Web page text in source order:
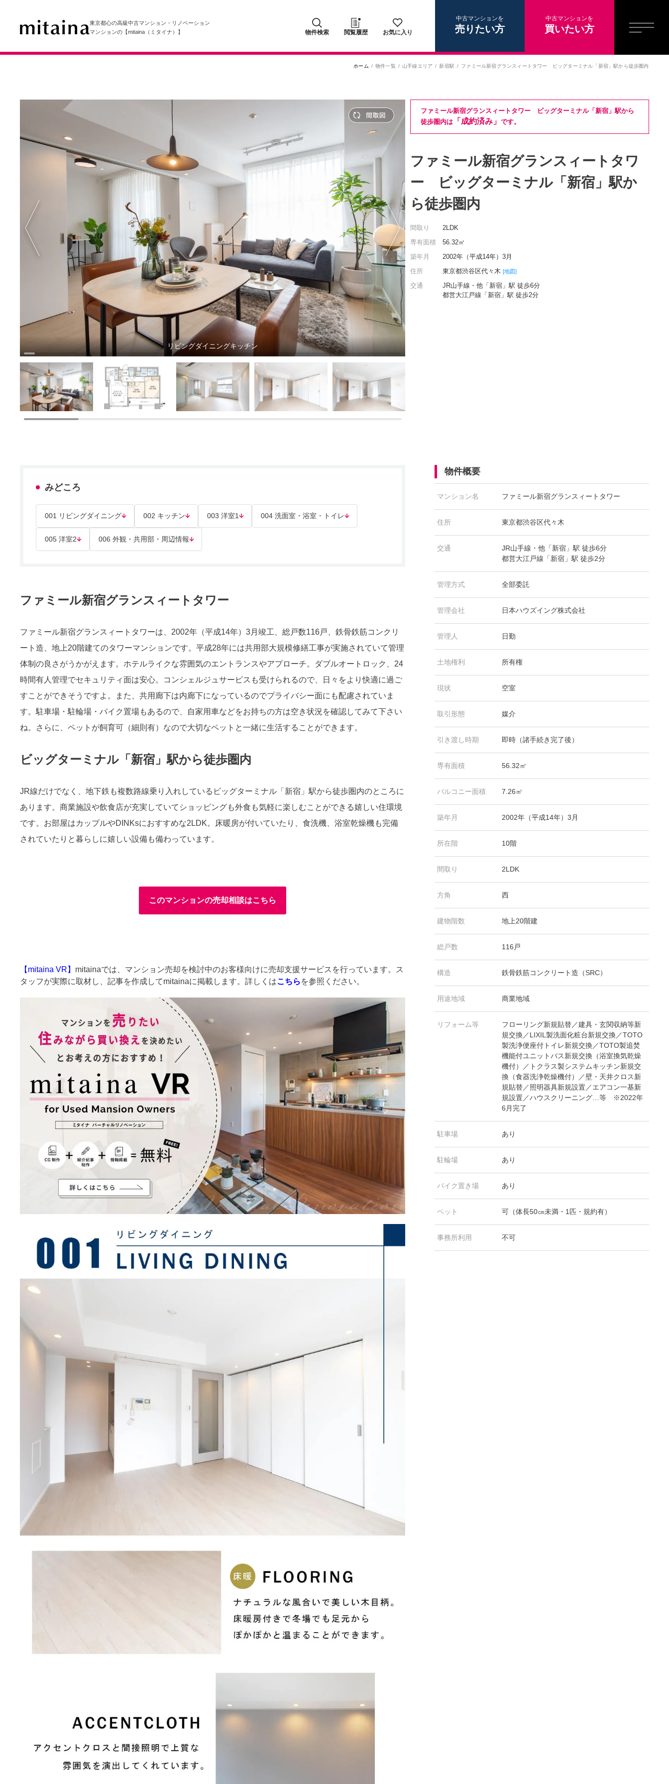
東京都心の高級中古マンション・リノベーション
マンションの【mitaina（ミタイナ）】
物件検索 閲覧履歴 お気に入り
中古マンションを
売りたい方
中古マンションを
買いたい方
ホーム 物件一覧 山手線エリア 新宿駅 ファミール新宿グランスィートタワー ビッグターミナル「新宿」駅から徒歩圏内
リビングダイニングキッチン
ファミール新宿グランスィートタワー ビッグターミナル「新宿」駅から
徒歩圏内は「成約済み」 です。
ファミール新宿グランスィートタワ
ー ビッグターミナル「新宿」駅か
ら徒歩圏内
間取り
2LDK
専有面積
56.32㎡
築年月
2002年（平成14年）3月
住所
東京都渋谷区代々木 [地図]
交通
JR山手線・他「新宿」駅 徒歩6分
都営大江戸線「新宿」駅 徒歩2分
みどころ
001 リビングダイニング 002 キッチン 003 洋室1 004 洗面室・浴室・トイレ
005 洋室2 006 外観・共用部・周辺情報
ファミール新宿グランスィートタワー
ファミール新宿グランスィートタワーは、2002年（平成14年）3月竣工、総戸数116戸、鉄骨鉄筋コンクリ
ート造、地上20階建てのタワーマンションです。平成28年には共用部大規模修繕工事が実施されていて管理
体制の良さがうかがえます。ホテルライクな雰囲気のエントランスやアプローチ。ダブルオートロック、24
時間有人管理でセキュリティ面は安心。コンシェルジュサービスも受けられるので、日々をより快適に過ご
すことができそうですよ。また、共用廊下は内廊下になっているのでプライバシー面にも配慮されていま
す。駐車場・駐輪場・バイク置場もあるので、自家用車などをお持ちの方は空き状況を確認してみて下さい
ね。さらに、ペットが飼育可（細則有）なので大切なペットと一緒に生活することができます。
ビッグターミナル「新宿」駅から徒歩圏内
JR線だけでなく、地下鉄も複数路線乗り入れしているビッグターミナル「新宿」駅から徒歩圏内のところに
あります。商業施設や飲食店が充実していてショッピングも外食も気軽に楽しむことができる嬉しい住環境
です。お部屋はカップルやDINKsにおすすめな2LDK。床暖房が付いていたり、食洗機、浴室乾燥機も完備
されていたりと暮らしに嬉しい設備も備わっています。
このマンションの売却相談はこちら
【mitaina VR】 mitainaでは、マンション売却を検討中のお客様向けに売却支援サービスを行っています。ス
タッフが実際に取材し、記事を作成してmitainaに掲載します。詳しくはこちら を参照ください。
物件概要
マンション名 ファミール新宿グランスィートタワー
住所 東京都渋谷区代々木
交通
JR山手線・他「新宿」駅 徒歩6分
都営大江戸線「新宿」駅 徒歩2分
管理方式 全部委託
管理会社 日本ハウズイング株式会社
管理人 日勤
土地権利 所有権
現状 空室
取引形態 媒介
引き渡し時期 即時（諸手続き完了後）
専有面積 56.32㎡
バルコニー面積 7.26㎡
築年月 2002年（平成14年）3月
所在階 10階
間取り 2LDK
方角 西
建物階数 地上20階建
総戸数 116戸
構造 鉄骨鉄筋コンクリート造（SRC）
用途地域 商業地域
リフォーム等
フローリング新規貼替／建具・玄関収納等新
規交換／LIXIL製洗面化粧台新規交換／TOTO
製洗浄便座付トイレ新規交換／TOTO製追焚
機能付ユニットバス新規交換（浴室換気乾燥
機付）／トクラス製システムキッチン新規交
換（食器洗浄乾燥機付）／壁・天井クロス新
規貼替／照明器具新規設置／エアコン一基新
規設置／ハウスクリーニング…等 ※2022年
6月完了
駐車場 あり
駐輪場 あり
バイク置き場 あり
ペット 可（体長50㎝未満・1匹・規約有）
事務所利用 不可